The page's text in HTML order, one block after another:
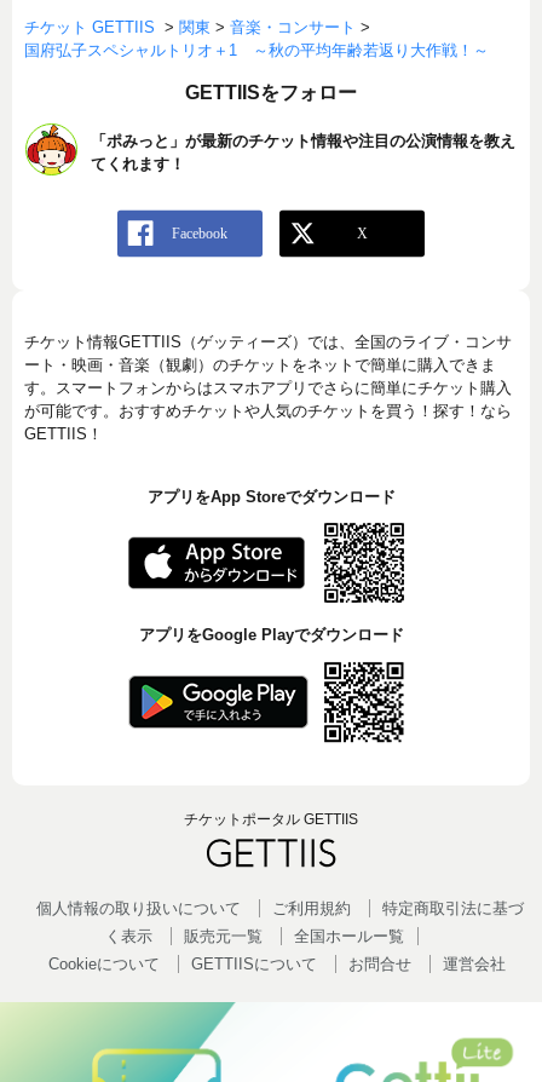
チケット GETTIIS > 関東 > 音楽・コンサート >
国府弘子スペシャルトリオ＋1 ～秋の平均年齢若返り大作戦！～
GETTIISをフォロー
「ポみっと」が最新のチケット情報や注目の公演情報を教え
てくれます！
チケット情報GETTIIS（ゲッティーズ）では、全国のライブ・コンサ
ート・映画・音楽（観劇）のチケットをネットで簡単に購入できま
す。スマートフォンからはスマホアプリでさらに簡単にチケット購入
が可能です。おすすめチケットや人気のチケットを買う！探す！なら
GETTIIS！
アプリをApp Storeでダウンロード
アプリをGoogle Playでダウンロード
チケットポータル GETTIIS
個人情報の取り扱いについて ご利用規約
特定商取引法に基づ
く表示
販売元一覧
全国ホールー覧
Cookieについて
GETTIISについて お問合せ 運営会社